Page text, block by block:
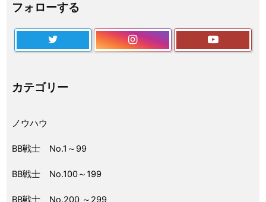
フォローする
カテゴリー
ノウハウ
BB戦士 No.1～99
BB戦士 No.100～199
BB戦士 No.200 ～299